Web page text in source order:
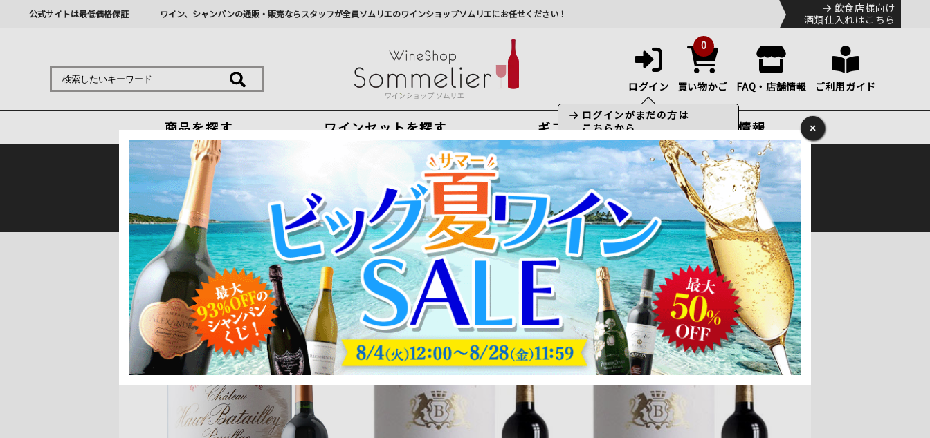
公式サイトは最低価格保証 ワイン、シャンパンの通販・販売ならスタッフが全員ソムリエのワインショップソムリエにお任せください！
飲食店様向け
酒類仕入れはこちら
ログイン
0
買い物かご FAQ・店舗情報 ご利用ガイド
商品を探す ワインセットを探す ギフト 特集・お得情報
今から注文で最短8月9日(日)出荷
最新の出荷スケジュールについてはこちらをクリック
熊本地震の影響により九州への配送に遅れが生じております。最新情報は佐川急便のHPをご確認下さい。
トップ ＞産地で探す ＞フランス ＞ ボルドーワイン ＞ポイヤック ＞シャトー・オー・バタイエ
1 ～ 6 件目を表示しています。（全6件）
並べ替え
在庫切れを除く
×